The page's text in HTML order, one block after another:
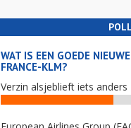
POLL
WAT IS EEN GOEDE
FRANCE-KLM?
Verzin alsjeblieft iets anders